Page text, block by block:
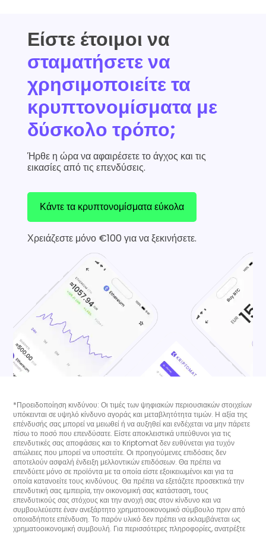
Είστε έτοιμοι να
σταματήσετε να
χρησιμοποιείτε τα
κρυπτονομίσματα με
δύσκολο τρόπο;
Ήρθε η ώρα να αφαιρέσετε το άγχος και τις
εικασίες από τις επενδύσεις.
Κάντε τα κρυπτονομίσματα εύκολα
Χρειάζεστε μόνο €100 για να ξεκινήσετε.
*Προειδοποίηση κινδύνου: Οι τιμές των ψηφιακών περιουσιακών στοιχείων
υπόκεινται σε υψηλό κίνδυνο αγοράς και μεταβλητότητα τιμών. Η αξία της
επένδυσής σας μπορεί να μειωθεί ή να αυξηθεί και ενδέχεται να μην πάρετε
πίσω το ποσό που επενδύσατε. Είστε αποκλειστικά υπεύθυνοι για τις
επενδυτικές σας αποφάσεις και το Kriptomat δεν ευθύνεται για τυχόν
απώλειες που μπορεί να υποστείτε. Οι προηγούμενες επιδόσεις δεν
αποτελούν ασφαλή ένδειξη μελλοντικών επιδόσεων. Θα πρέπει να
επενδύετε μόνο σε προϊόντα με τα οποία είστε εξοικειωμένοι και για τα
οποία κατανοείτε τους κινδύνους. Θα πρέπει να εξετάζετε προσεκτικά την
επενδυτική σας εμπειρία, την οικονομική σας κατάσταση, τους
επενδυτικούς σας στόχους και την ανοχή σας στον κίνδυνο και να
συμβουλεύεστε έναν ανεξάρτητο χρηματοοικονομικό σύμβουλο πριν από
οποιαδήποτε επένδυση. Το παρόν υλικό δεν πρέπει να εκλαμβάνεται ως
χρηματοοικονομική συμβουλή. Για περισσότερες πληροφορίες, ανατρέξτε